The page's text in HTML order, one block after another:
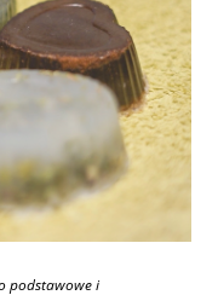
podstawowe i